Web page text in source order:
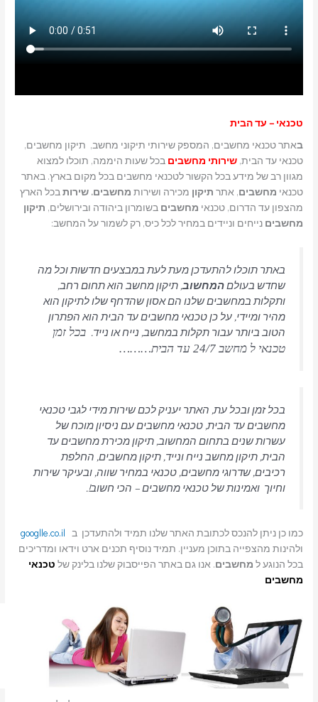
טכנאי – עד הבית
אתר טכנאי מחשבים, המספק שירותי תיקוני מחשב, תיקון מחשבים,
טכנאי עד הבית,שירותי מחשביםבכל שעות היממה, תוכלו למצוא
מגוון רב של מידע בכל הקשור לטכנאי מחשבים בכל מקום בארץ. באתר
טכנאימחשבים, אתרתיקוןמכירה ושירותמחשבים. שירותבכל הארץ
מהצפון עד הדרום, טכנאימחשביםבשומרון ביהודה ובירושלים,תיקון
מחשביםנייחים וניידים במחיר לכל כיס, רק לשמור על המחשב:
באתר תוכלו להתעדכן מעת לעת במבצעים חדשות וכל מה
שחדש בעולםהמחשוב, תיקון מחשב הוא תחום רחב,
ותקלות במחשבים שלנו הם אסון שהדחף שלו לתיקון הוא
מהיר ומיידי, על כן טכנאי מחשבים עד הבית הוא הפתרון
הטוב ביותר עבור תקלות במחשב, נייח או נייד.בכל זמן
טכנאי ל מחשב 24/7 עד הבית………
בכל זמן ובכל עת, האתר יעניק לכם שירות מידי לגבי טכנאי
מחשבים עד הבית, טכנאי מחשבים עם ניסיון מוכח של
עשרות שנים בתחום המחשוב, תיקון מכירת מחשבים עד
הבית, תיקון מחשב נייח ונייד, תיקון מחשבים, החלפת
רכיבים, שדרוגי מחשבים, טכנאי במחיר שווה, ובעיקר שירות
וחיוך ואמינות של טכנאי מחשבים – הכי חשוב!.
כמו כן ניתן להנכס לכתובת האתר שלנו תמיד ולהתעדכן בgooglle.co.il
ולהינות מהצפייה בתוכן מעניין. תמיד נוסיף תכנים ארט וידאו ומדריכים
בכל הנוגע למחשבים. אנו גם באתר הפייסבוק שלנו בלינק שלטכנאי
מחשבים